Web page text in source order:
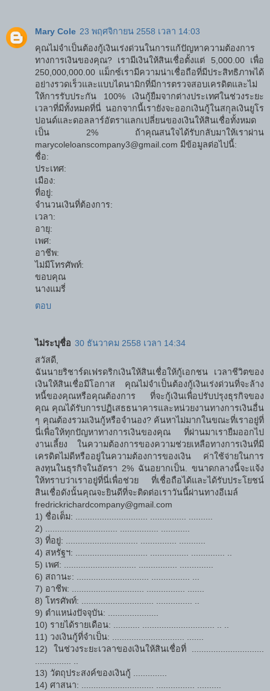
Mary Cole 23 พฤศจิกายน 2558 เวลา 14:03
คุณไม่จำเป็นต้องกู้เงินเร่งด่วนในการแก้ปัญหาความต้องการ
ทางการเงินของคุณ? เรามีเงินให้สินเชื่อตั้งแต่ 5,000.00 เพื่อ
250,000,000.00 แม็กซ์เรามีความน่าเชื่อถือที่มีประสิทธิภาพได้
อย่างรวดเร็วและแบบไดนามิกที่มีการตรวจสอบเครดิตและไม่
ให้การรับประกัน 100% เงินกู้ยืมจากต่างประเทศในช่วงระยะ
เวลาที่มีทั้งหมดที่นี่ นอกจากนี้เรายังจะออกเงินกู้ในสกุลเงินยูโร
ปอนด์และดอลลาร์อัตราแลกเปลี่ยนของเงินให้สินเชื่อทั้งหมด
เป็น 2% ถ้าคุณสนใจได้รับกลับมาให้เราผ่าน
marycoleloanscompany3@gmail.com มีข้อมูลต่อไปนี้:
ชื่อ:
ประเทศ:
เมือง:
ที่อยู่:
จำนวนเงินที่ต้องการ:
เวลา:
อายุ:
เพศ:
อาชีพ:
ไม่มีโทรศัพท์:
ขอบคุณ
นางแมรี่
ตอบ
ไม่ระบุชื่อ 30 ธันวาคม 2558 เวลา 14:34
สวัสดี,
ฉันนายริชาร์ดเฟรดริกเงินให้สินเชื่อให้กู้เอกชน เวลาชีวิตของ
เงินให้สินเชื่อมีโอกาส คุณไม่จำเป็นต้องกู้เงินเร่งด่วนที่จะล้าง
หนี้ของคุณหรือคุณต้องการ ที่จะกู้เงินเพื่อปรับปรุงธุรกิจของ
คุณ คุณได้รับการปฏิเสธธนาคารและหน่วยงานทางการเงินอื่น
ๆ คุณต้องรวมเงินกู้หรือจำนอง? ค้นหาไม่มากในขณะที่เราอยู่ที่
นี่เพื่อให้ทุกปัญหาทางการเงินของคุณ ที่ผ่านมาเรายืมออกไป
งานเลี้ยง ในความต้องการของความช่วยเหลือทางการเงินที่มี
เครดิตไม่ดีหรืออยู่ในความต้องการของเงิน ค่าใช้จ่ายในการ
ลงทุนในธุรกิจในอัตรา 2% ฉันอยากเป็น. ขนาดกลางนี้จะแจ้ง
ให้ทราบว่าเราอยู่ที่นี่เพื่อช่วย ที่เชื่อถือได้และได้รับประโยชน์
สินเชื่อดังนั้นคุณจะยินดีที่จะติดต่อเราวันนี้ผ่านทางอีเมล์
fredrickrichardcompany@gmail.com
1) ชื่อเต็ม: .............................. ............... ..........
2) .............................. ................ ............
3) ที่อยู่: .............................. ............... ...........
4) สหรัฐฯ: .............................. ................ .............. ..
5) เพศ: .............................. ................ ..............
6) สถานะ: .............................. ................ ...
7) อาชีพ: .............................. ................ .......
8) โทรศัพท์: .............................. ............... ..
9) ตำแหน่งปัจจุบัน: .....................
10) รายได้รายเดือน: ........... .............................. .. ..
11) วงเงินกู้ที่จำเป็น: .............................. .......
12) ในช่วงระยะเวลาของเงินให้สินเชื่อที่ ..............................
13) วัตถุประสงค์ของเงินกู้ ..............
14) ศาสนา: .............................. ................ ..........